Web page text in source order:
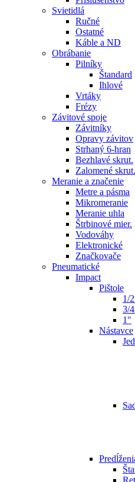
Svietidlá
Ručné
Ostatné
Káble a ND
Obrábanie
Pilníky
Štandard
Ihlové
Vrtáky
Frézy
Závitové spoje
Závitníky
Opravy závitov
Strhaný 6-hran
Bezhlavé skrut.
Zalomené skrut.
Meranie a značenie
Metre a pásma
Mikromeranie
Meranie uhla
Štrbinové mier.
Vodováhy
Elektronické
Značkovače
Pneumatické
Impact
Pištole
1/
3/
1"
Nástavce